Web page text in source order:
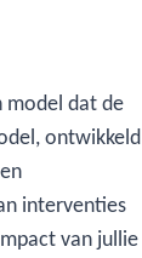
model dat de
ontwikkeld
interventies